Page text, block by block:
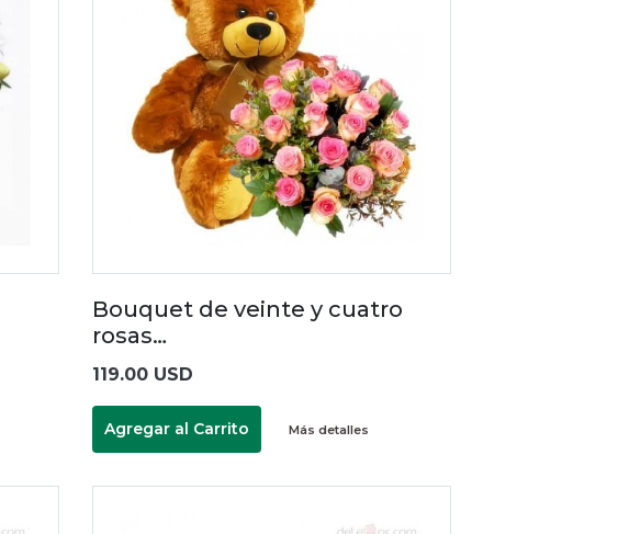
Bouquet de veinte y cuatro
rosas…
119.00 USD
Agregar al Carrito Más detalles